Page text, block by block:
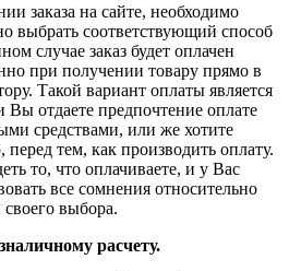
заказа на сайте, необходимо
выбрать соответствующий способ
случае заказ будет оплачен
при получении товару прямо в
Такой вариант оплаты является
Вы отдаете предпочтение оплате
средствами, или же хотите
перед тем, как производить оплату.
то, что оплачиваете, и у Вас
все сомнения относительно
выбора.
расчету.